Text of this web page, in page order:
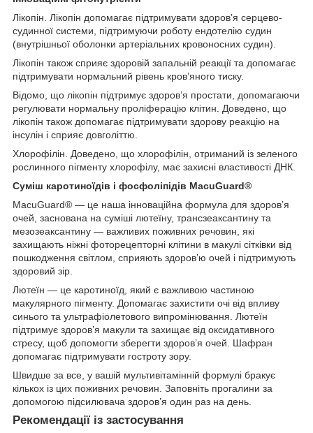
Лікопін. Лікопін допомагає підтримувати здоров’я серцево-
судинної системи, підтримуючи роботу ендотелію судин
(внутрішньої оболонки артеріальних кровоносних судин).
Лікопін також сприяє здоровій запальній реакції та допомагає
підтримувати нормальний рівень кров’яного тиску.
Відомо, що лікопін підтримує здоров’я простати, допомагаючи
регулювати нормальну проліферацію клітин. Доведено, що
лікопін також допомагає підтримувати здорову реакцію на
інсулін і сприяє довголіттю.
Хлорофілін. Доведено, що хлорофілін, отриманий із зеленого
рослинного пігменту хлорофілу, має захисні властивості ДНК.
Суміш каротиноїдів і фосфоліпідів MacuGuard®
MacuGuard® — це наша інноваційна формула для здоров’я
очей, заснована на суміші лютеїну, трансзеаксантину та
мезозеаксантину — важливих поживних речовин, які
захищають ніжні фоторецепторні клітини в макулі сітківки від
пошкодження світлом, сприяють здоров’ю очей і підтримують
здоровий зір.
Лютеїн — це каротиноїд, який є важливою частиною
макулярного пігменту. Допомагає захистити очі від впливу
синього та ультрафіолетового випромінювання. Лютеїн
підтримує здоров’я макули та захищає від оксидативного
стресу, щоб допомогти зберегти здоров’я очей. Шафран
допомагає підтримувати гостроту зору.
Швидше за все, у вашій мультивітамінній формулі бракує
кількох із цих поживних речовин. Заповніть прогалини за
допомогою підсилювача здоров’я один раз на день.
Рекомендації із застосування